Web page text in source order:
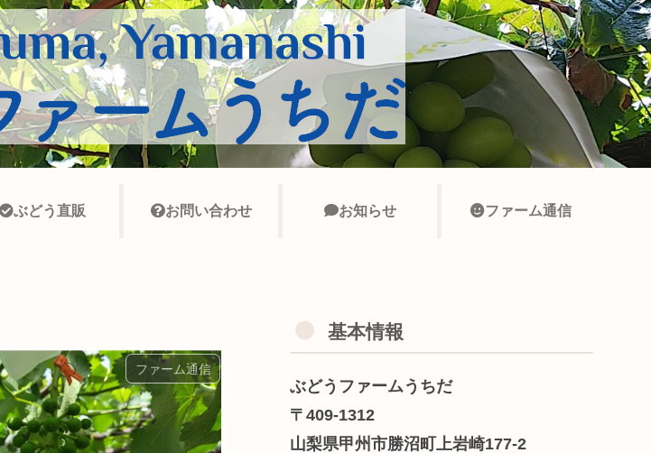
ぶどう直販 お問い合わせ お知らせ ファーム通信
ファーム通信
基本情報
ぶどうファームうちだ
〒409-1312
山梨県甲州市勝沼町上岩崎177-2